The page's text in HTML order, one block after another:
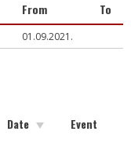
From To
01.09.2021.
Date Event